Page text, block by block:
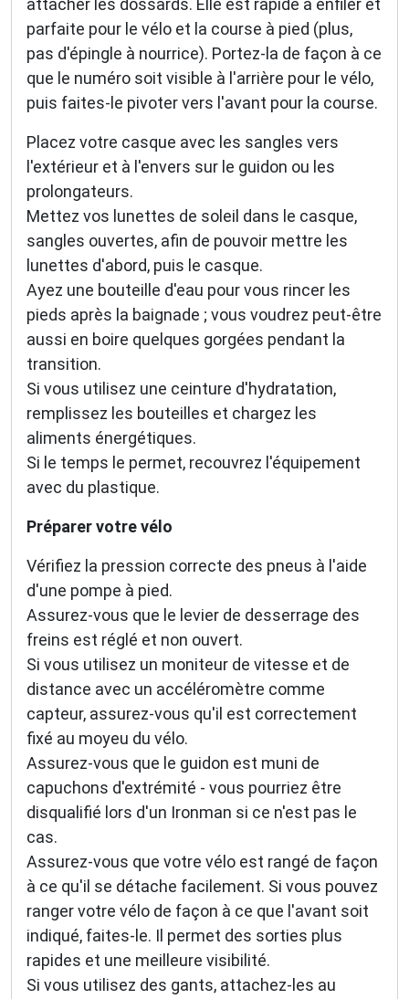
attacher les dossards. Elle est rapide à enfiler et
parfaite pour le vélo et la course à pied (plus,
pas d'épingle à nourrice). Portez-la de façon à ce
que le numéro soit visible à l'arrière pour le vélo,
puis faites-le pivoter vers l'avant pour la course.
Placez votre casque avec les sangles vers
l'extérieur et à l'envers sur le guidon ou les
prolongateurs.
Mettez vos lunettes de soleil dans le casque,
sangles ouvertes, afin de pouvoir mettre les
lunettes d'abord, puis le casque.
Ayez une bouteille d'eau pour vous rincer les
pieds après la baignade ; vous voudrez peut-être
aussi en boire quelques gorgées pendant la
transition.
Si vous utilisez une ceinture d'hydratation,
remplissez les bouteilles et chargez les
aliments énergétiques.
Si le temps le permet, recouvrez l'équipement
avec du plastique.
Préparer votre vélo
Vérifiez la pression correcte des pneus à l'aide
d'une pompe à pied.
Assurez-vous que le levier de desserrage des
freins est réglé et non ouvert.
Si vous utilisez un moniteur de vitesse et de
distance avec un accéléromètre comme
capteur, assurez-vous qu'il est correctement
fixé au moyeu du vélo.
Assurez-vous que le guidon est muni de
capuchons d'extrémité - vous pourriez être
disqualifié lors d'un Ironman si ce n'est pas le
cas.
Assurez-vous que votre vélo est rangé de façon
à ce qu'il se détache facilement. Si vous pouvez
ranger votre vélo de façon à ce que l'avant soit
indiqué, faites-le. Il permet des sorties plus
rapides et une meilleure visibilité.
Si vous utilisez des gants, attachez-les au